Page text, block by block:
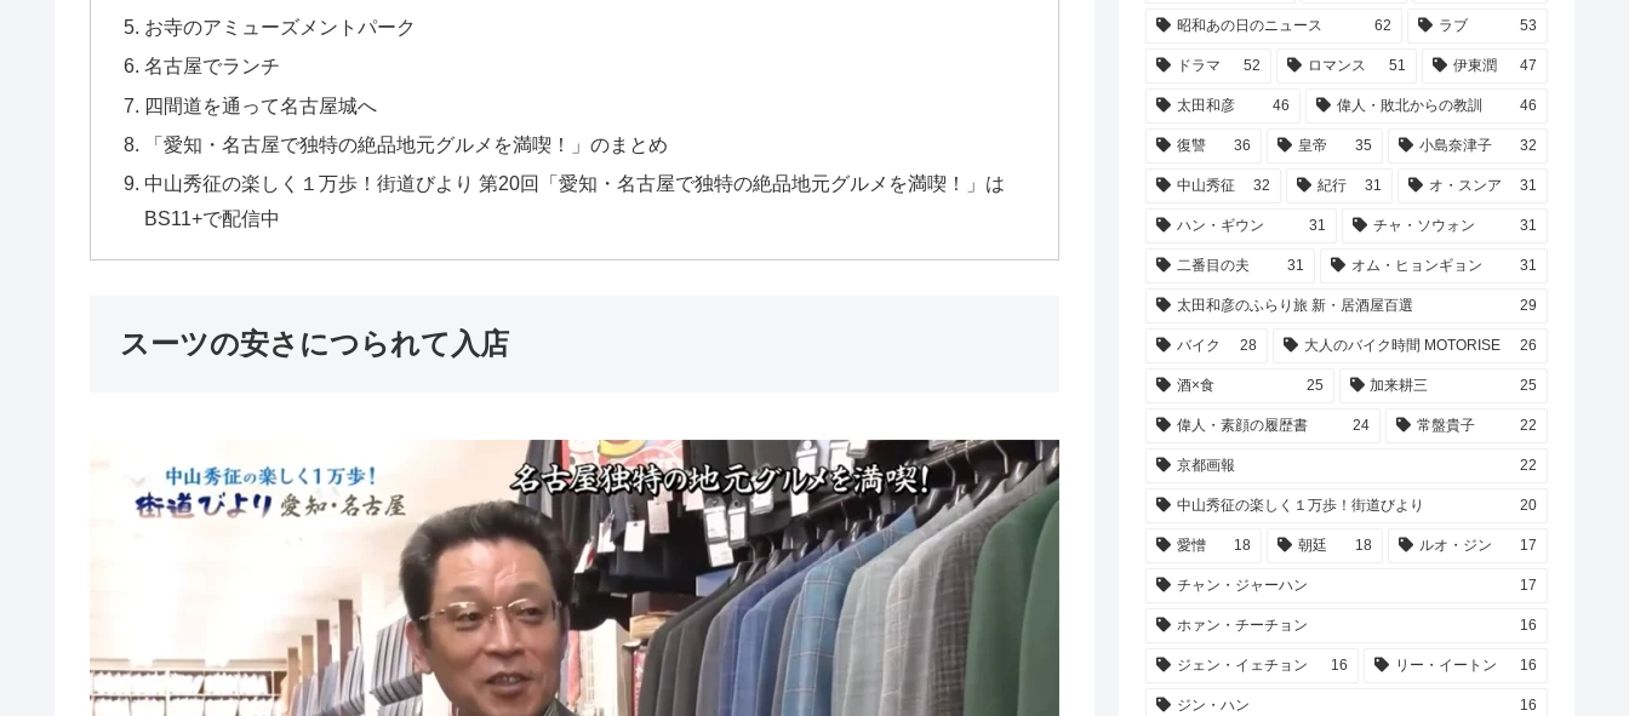
お寺のアミューズメントパーク
名古屋でランチ
四間道を通って名古屋城へ
「愛知・名古屋で独特の絶品地元グルメを満喫！」のまとめ
中山秀征の楽しく１万歩！街道びより 第20回「愛知・名古屋で独特の絶品地元グルメを満喫！」は
BS11+で配信中
スーツの安さにつられて入店
昭和あの日のニュース 62 ラブ 53
ドラマ 52 ロマンス 51 伊東潤 47
太田和彦 46 偉人・敗北からの教訓 46
復讐 36 皇帝 35 小島奈津子 32
中山秀征 32 紀行 31 オ・スンア 31
ハン・ギウン 31 チャ・ソウォン 31
二番目の夫 31 オム・ヒョンギョン 31
太田和彦のふらり旅 新・居酒屋百選 29
バイク 28 大人のバイク時間 MOTORISE 26
酒×食 25 加来耕三 25
偉人・素顔の履歴書 24 常盤貴子 22
京都画報 22
中山秀征の楽しく１万歩！街道びより 20
愛憎 18 朝廷 18 ルオ・ジン 17
チャン・ジャーハン 17
ホァン・チーチョン 16
ジェン・イェチョン 16 リー・イートン 16
ジン・ハン 16